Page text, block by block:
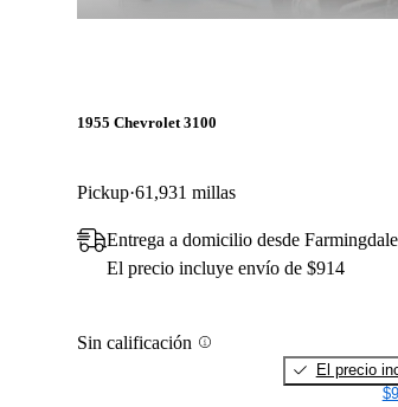
1955 Chevrolet 3100
Pickup 61,931 millas
Entrega a domicilio desde
El precio incluye envío de $914
Sin calificación
El precio